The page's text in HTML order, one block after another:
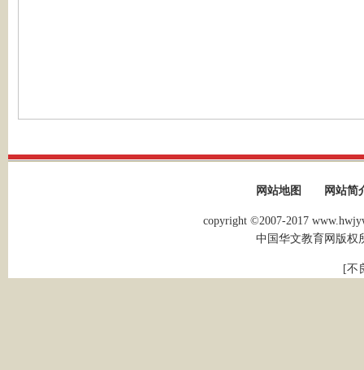
网站地图 网站简
copyright ©2007-2017
中国华文教育网版权
[不